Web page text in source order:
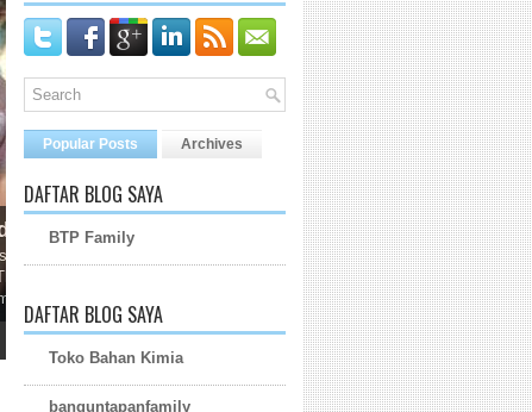
Popular Posts Archives
DAFTAR BLOG SAYA
BTP Family
DAFTAR BLOG SAYA
Toko Bahan Kimia
banguntapanfamily